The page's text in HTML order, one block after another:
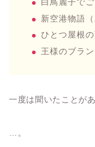
白鳥麗子でご
新空港物語
ひとつ屋根
王様のブラン
一度は聞いたことが
…。